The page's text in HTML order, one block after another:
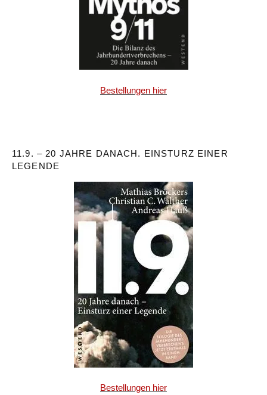
Bestellungen hier
11.9. – 20 JAHRE DANACH. EINSTURZ EINER
LEGENDE
Bestellungen hier